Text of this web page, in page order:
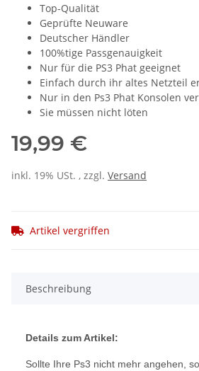
Top-Qualität
Geprüfte Neuware
Deutscher Händler
100%tige Passgenauigkeit
Nur für die PS3 Phat geeignet
Einfach durch ihr altes Netzteil
Nur in den Ps3 Phat Konsolen
Sie müssen nicht löten
19,99 €
inkl. 19% USt. , zzgl. Versand
Artikel vergriffen
Beschreibung
Details zum Artikel:
Sollte Ihre Ps3 nicht mehr angehen,